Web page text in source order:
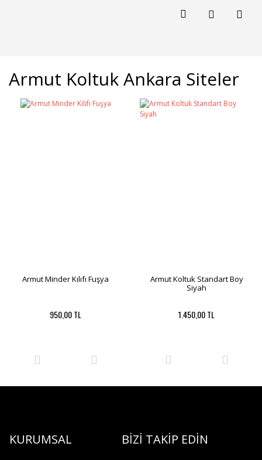
Armut Koltuk Ankara Siteler
Armut Minder Kılıfı Fuşya
950,00 TL
Armut Koltuk Standart Boy
Siyah
1.450,00 TL
KURUMSAL BİZİ TAKİP EDİN